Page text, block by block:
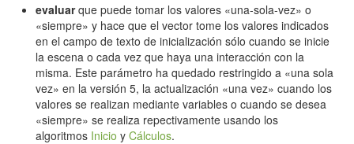
evaluarque puede tomar los valores «una-sola-vez» o
«siempre» y hace que el vector tome los valores indicados
en el campo de texto de inicialización sólo cuando se inicie
la escena o cada vez que haya una interacción con la
misma. Este parámetro ha quedado restringido a «una sola
vez» en la versión 5, la actualización «una vez» cuando los
valores se realizan mediante variables o cuando se desea
«siempre» se realiza repectivamente usando los
algoritmos Inicio y Cálculos.